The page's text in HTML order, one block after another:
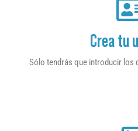
Crea tu
Sólo tendrás que introducir los